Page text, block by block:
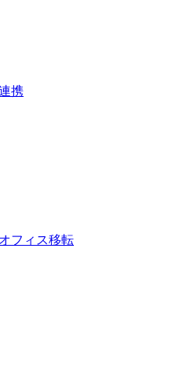
携
フィス移転